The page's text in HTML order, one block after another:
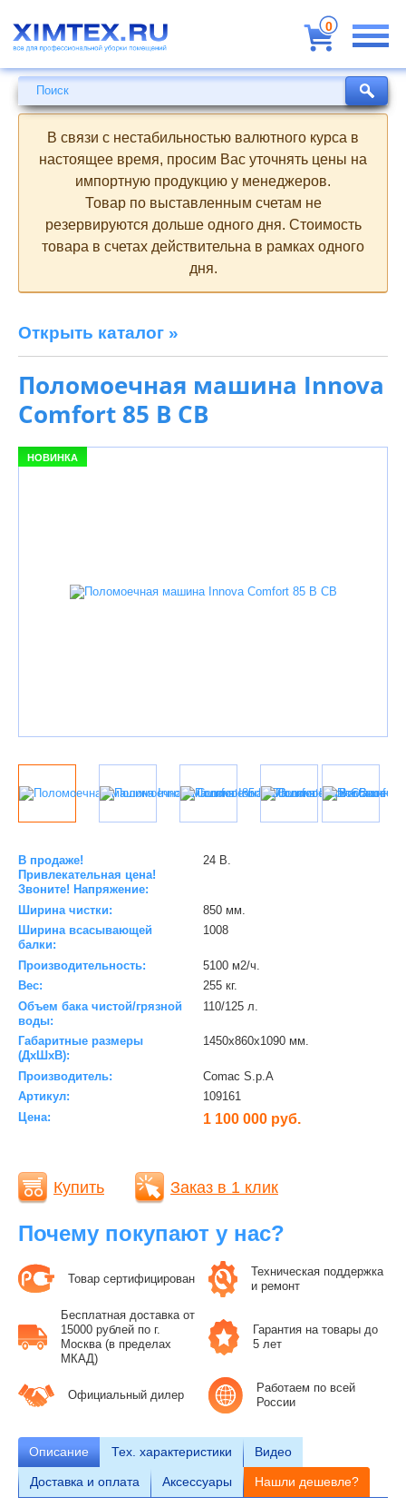
для
профессиональной
уборки
помещений
Поиск
В связи с нестабильностью валютного курса в
настоящее время, просим Вас уточнять цены на
импортную продукцию у менеджеров.
Товар по выставленным счетам не
резервируются дольше одного дня. Стоимость
товара в счетах действительна в рамках одного
дня.
Открыть каталог »
Поломоечная машина Innova
Comfort 85 B CB
НОВИНКА
В продаже!
Привлекательная цена!
Звоните! Напряжение:
24 В.
Ширина чистки:
850 мм.
Ширина всасывающей
балки:
1008
Производительность:
5100 м2/ч.
Вес:
255 кг.
Объем бака чистой/грязной
воды:
110/125 л.
Габаритные размеры
(ДхШхВ):
1450х860х1090 мм.
Производитель:
Comac S.p.A
Артикул:
109161
Цена:
1 100 000 руб.
Купить Заказ в 1 клик
Почему покупают у нас?
Товар сертифицирован
Техническая поддержка
и ремонт
Бесплатная доставка от
15000 рублей по г.
Москва (в пределах
МКАД)
Гарантия на товары до
5 лет
Официальный дилер
Работаем по всей
России
Описание Тех. характеристики Видео
Доставка и оплата Аксессуары Нашли дешевле?
Поиск
0